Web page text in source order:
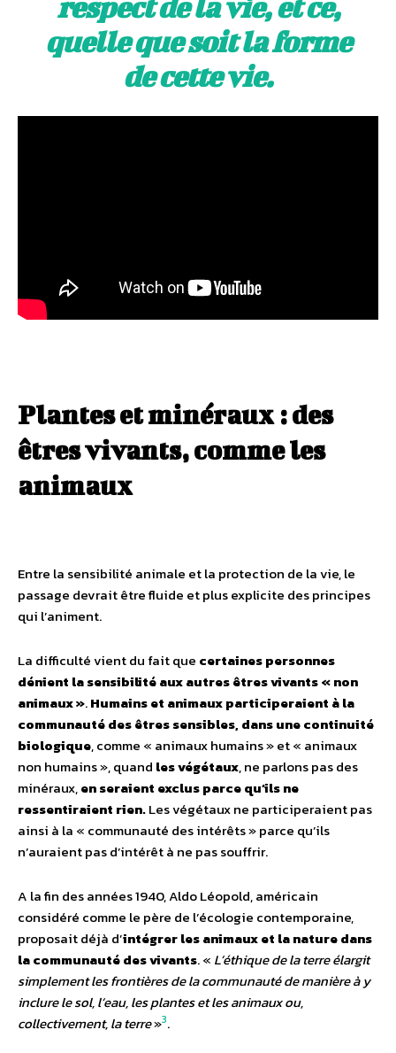
respect de la vie, et ce,
quelle que soit la forme
de cette vie.
Plantes et minéraux : des
êtres vivants, comme les
animaux
Entre la sensibilité animale et la protection de la vie, le
passage devrait être fluide et plus explicite des principes
qui l’animent.
La difficulté vient du fait que certaines personnes
dénient la sensibilité aux autres êtres vivants « non
animaux ».Humains et animaux participeraient à la
communauté des êtres sensibles, dans une continuité
biologique, comme « animaux humains » et « animaux
non humains », quand les végétaux, ne parlons pas des
minéraux,en seraient exclus parce qu’ils ne
ressentiraient rien.Les végétaux ne participeraient pas
ainsi à la « communauté des intérêts » parce qu’ils
n’auraient pas d’intérêt à ne pas souffrir.
A la fin des années 1940, Aldo Léopold, américain
considéré comme le père de l’écologie contemporaine,
proposait déjà d’intégrer les animaux et la nature dans
la communauté des vivants. « L’éthique de la terre élargit
simplement les frontières de la communauté de manière à y
inclure le sol, l’eau, les plantes et les animaux ou,
collectivement, la terre»3.